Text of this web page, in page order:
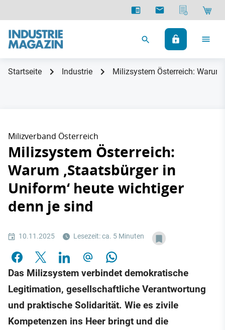
Startseite Industrie Milizsystem Österreich: Warum
Milizverband Österreich
Milizsystem Österreich:
Warum ‚Staatsbürger in
Uniform‘ heute wichtiger
denn je sind
10.11.2025 Lesezeit: ca. 5 Minuten
Das Milizsystem verbindet demokratische
Legitimation, gesellschaftliche Verantwortung
und praktische Solidarität. Wie es zivile
Kompetenzen ins Heer bringt und die